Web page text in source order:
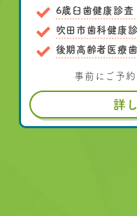
6歳臼歯健康診査
吹田市歯科健康
後期高齢者医療
事前にご予
詳